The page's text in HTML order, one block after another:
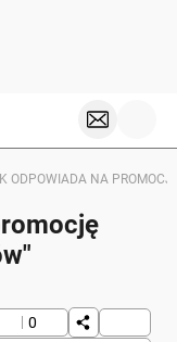
ODPOWIADA NA
0